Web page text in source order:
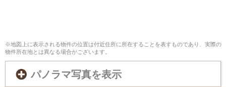
※地図上に表示される物件の位置は付近住所に所在することを表すものであり、実際の
物件所在地とは異なる場合がございます。
パノラマ写真を表示